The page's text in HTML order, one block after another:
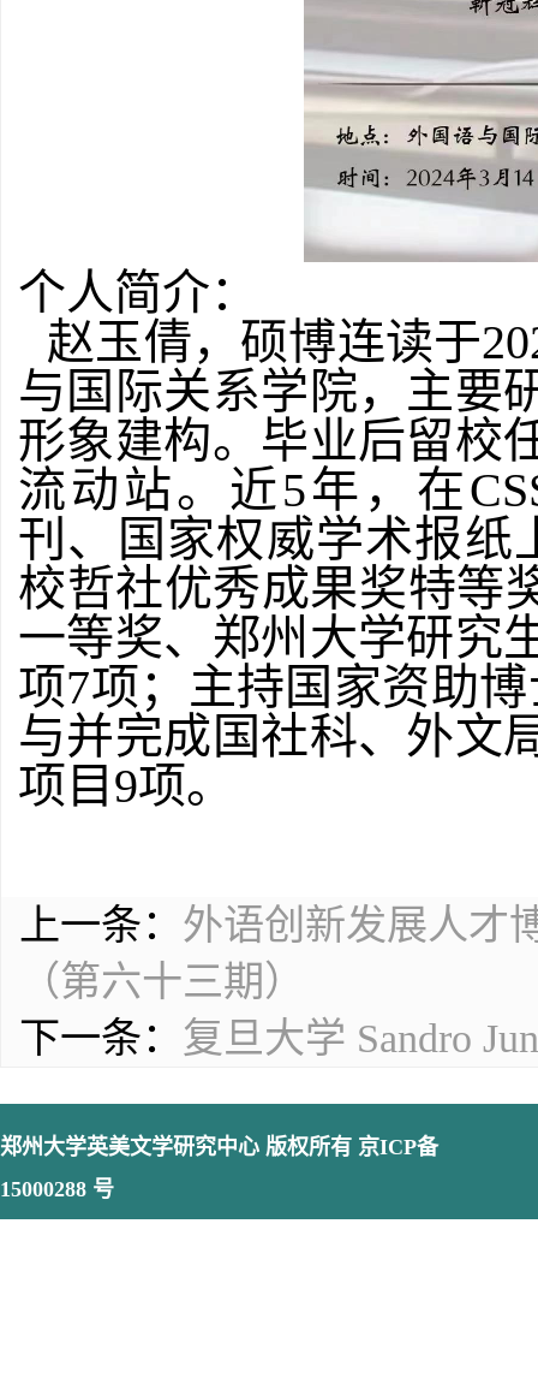
个人简介：
赵玉倩，硕博连读于
与国际关系学院，主要
形象建构。毕业后留校
流动站。近5年，在
刊、国家权威学术报纸
校哲社优秀成果奖特等
一等奖、郑州大学研究
项7项；主持国家资助
与并完成国社科、外文
项目9项。
上一条： 外语创新发展人才
（第六十三期）
下一条： 复旦大学 Sandro
郑州大学英美文学研究中心 版权所有 京ICP备
15000288 号